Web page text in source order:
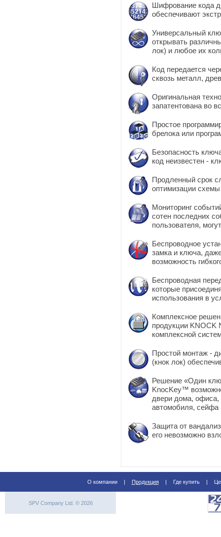
Шифрование кода
обеспечивают
Универсальный
открывать
лок) и любое их
Код передается
сквозь металл,
Оригинальная
запатентована во
Простое
брелока или
Безопасность
код неизвестен -
Продленный срок
оптимизации схемы
Мониторинг
сотен последних
пользователя,
Беспроводное
замка и ключа,
возможность
Беспроводная
которые
использования в
Комплексное
продукции KNOCK
комплексной
Простой монтаж -
(кнок лок)
Решение «Один
KnocKey™
двери дома, офиса,
автомобиля, сейфа
Защита от
его невозможно
О компании | Продукция | Где купить |
SPV Company Ltd. © 2026